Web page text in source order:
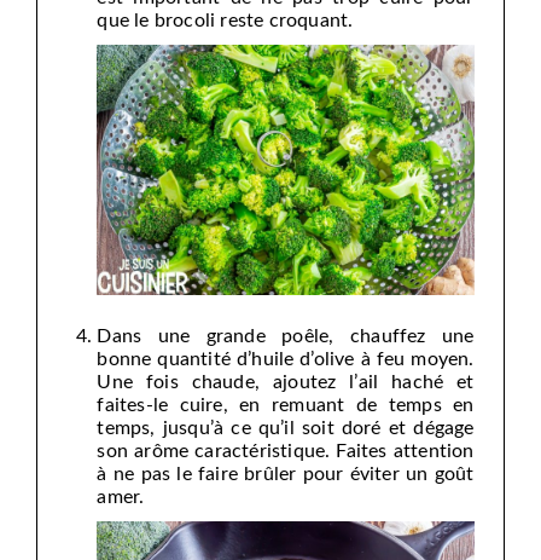
que le brocoli reste croquant.
Dans une grande poêle, chauffez une
bonne quantité d’huile d’olive à feu moyen.
Une fois chaude, ajoutez l’ail haché et
faites-le cuire, en remuant de temps en
temps, jusqu’à ce qu’il soit doré et dégage
son arôme caractéristique. Faites attention
à ne pas le faire brûler pour éviter un goût
amer.